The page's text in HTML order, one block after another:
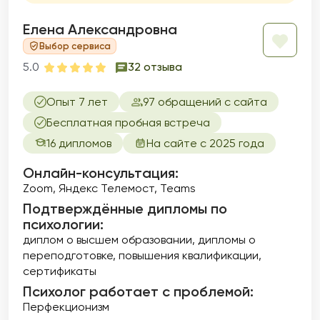
внимание на сексуальной идентичности,
удовлетворенности и интимности в
отношениях. Темы сексуальных дисфункций
и здоровья являются важной частью моей
безопасное пространство для обсуждения
даже самых тонких вопросов. Помогаю
улучшить качество своей интимной жизни и
расширить свои сексуальные горизонты.
Елена Александровна
Выбор сервиса
5.0 32 отзыва
Опыт 7 лет
97 обращений с сайта
Бесплатная пробная встреча
16 дипломов
На сайте с 2025 года
Онлайн-консультация:
Zoom, Яндекс Телемост, Teams
Подтверждённые дипломы по
психологии:
диплом о высшем образовании дипломы о
переподготовке повышения квалификации
сертификаты
Психолог работает с проблемой:
Перфекционизм